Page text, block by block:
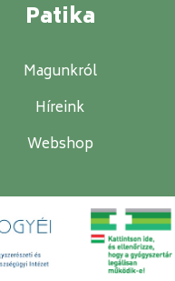
Patika
Magunkról
Híreink
Webshop